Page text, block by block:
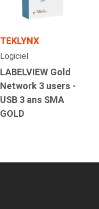
TEKLYNX
Logiciel
LABELVIEW Gold
Network 3 users -
USB 3 ans SMA
GOLD